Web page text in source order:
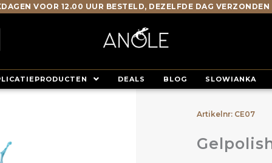
VOOR 12.00 UUR BESTELD, DEZELFDE DAG VERZONDEN
DEALS BLOG SLOWIANKA
Artikelnr: CE07